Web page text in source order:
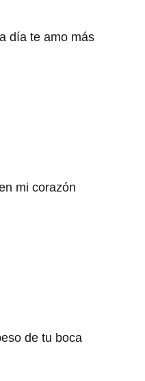
día te amo más
mi corazón
de tu boca